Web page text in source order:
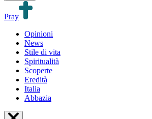
Pray
Opinioni
News
Stile di vita
Spiritualità
Scoperte
Eredità
Italia
Abbazia